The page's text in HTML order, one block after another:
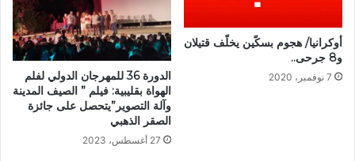
أوكرانيا/ هجوم بسكّين يخلّف قتيلان
و8 جرحى..
7 نوفمبر، 2020
الدورة 36 للمهرجان الدولي لفلم
الهواة بقليبية: فيلم ” الصيف المدينة
وآلة التصوير”يتحصل على جائزة
الصقر الذهبي
27 أغسطس، 2023